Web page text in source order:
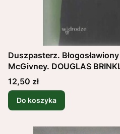
Duszpasterz.
McGivney. DOUGLAS
Cena
12,50 zł
Do koszyka